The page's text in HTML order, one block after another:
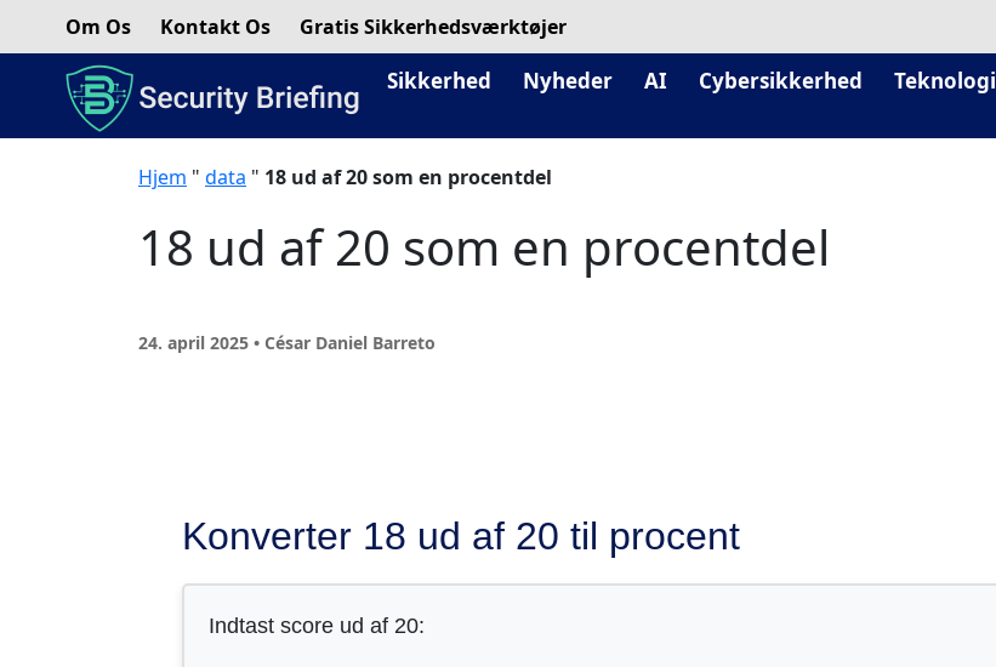
Om Os Kontakt Os Gratis Sikkerhedsværktøjer
Sikkerhed Nyheder AI Cybersikkerhed Teknologi
Hjem " data " 18 ud af 20 som en procentdel
18 ud af 20 som en procentdel
24. april 2025 • César Daniel Barreto
Konverter 18 ud af 20 til procent
Indtast score ud af 20: